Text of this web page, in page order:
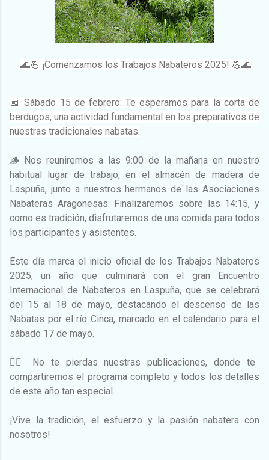
🌊💪 ¡Comenzamos los Trabajos Nabateros 2025! 💪🌊
📅 Sábado 15 de febrero: Te esperamos para la corta de
berdugos, una actividad fundamental en los preparativos de
nuestras tradicionales nabatas.
🪵 Nos reuniremos a las 9:00 de la mañana en nuestro
habitual lugar de trabajo, en el almacén de madera de
Laspuña, junto a nuestros hermanos de las Asociaciones
Nabateras Aragonesas. Finalizaremos sobre las 14:15, y
como es tradición, disfrutaremos de una comida para todos
los participantes y asistentes.
Este día marca el inicio oficial de los Trabajos Nabateros
2025, un año que culminará con el gran Encuentro
Internacional de Nabateros en Laspuña, que se celebrará
del 15 al 18 de mayo, destacando el descenso de las
Nabatas por el río Cinca, marcado en el calendario para el
sábado 17 de mayo.
👉🏼 No te pierdas nuestras publicaciones, donde te
compartiremos el programa completo y todos los detalles
de este año tan especial.
¡Vive la tradición, el esfuerzo y la pasión nabatera con
nosotros!